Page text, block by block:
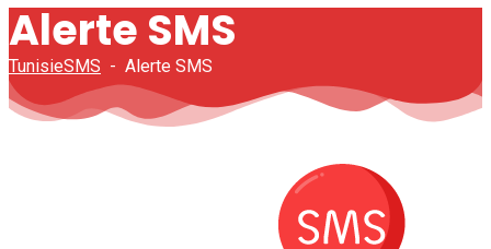
Alerte SMS
TunisieSMS - Alerte SMS